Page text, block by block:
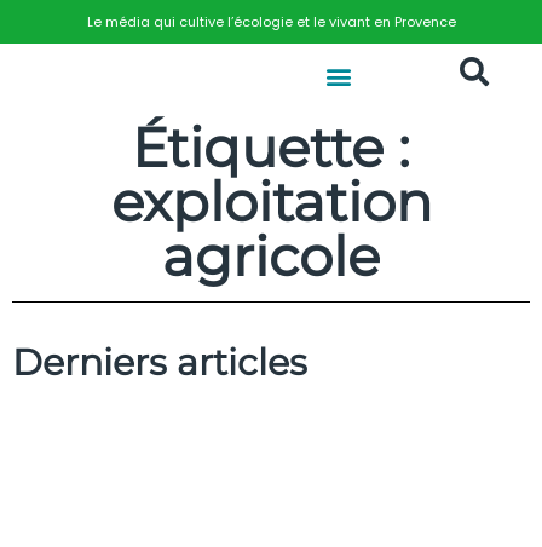
Le média qui cultive l’écologie et le vivant en Provence
Étiquette :
exploitation
agricole
Derniers articles